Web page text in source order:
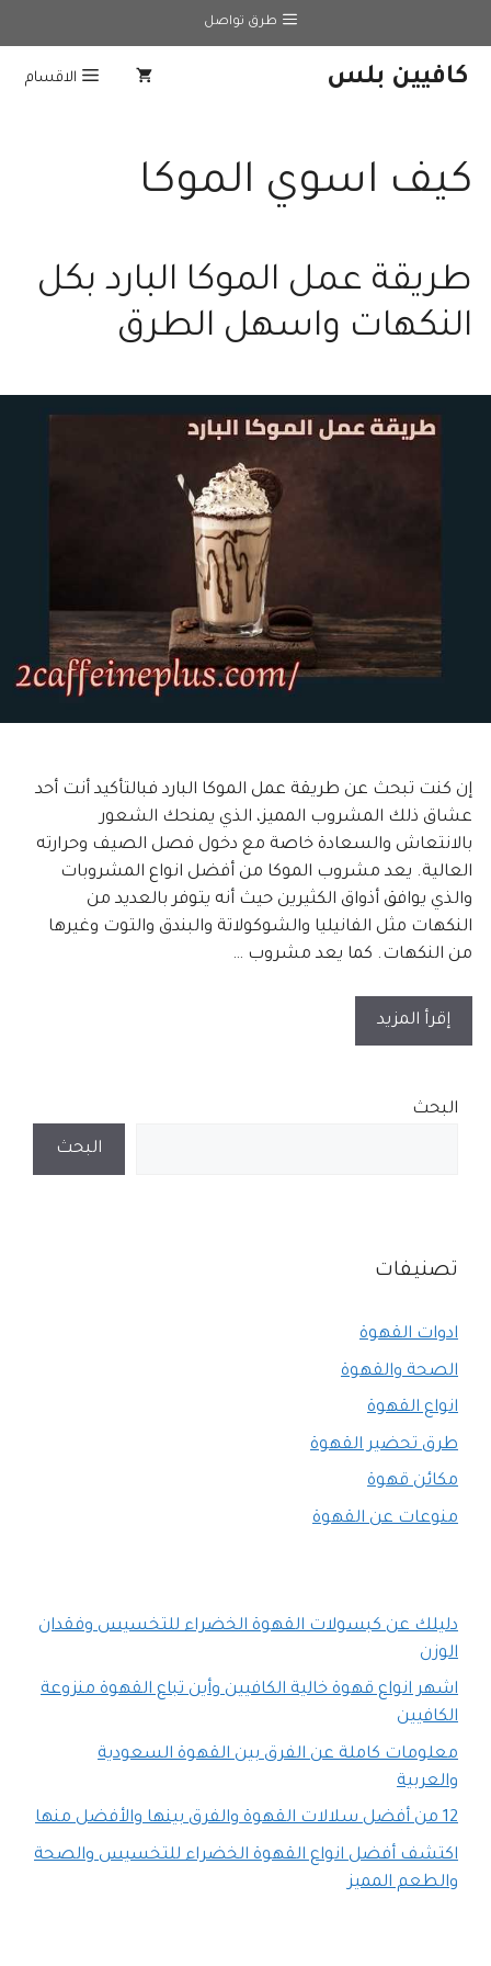
المحتوى
طرق تواصل
كافيين بلس الاقسام
كيف اسوي الموكا
طريقة عمل الموكا البارد بكل
النكهات واسهل الطرق
إن كنت تبحث عن طريقة عمل الموكا البارد فبالتأكيد أنت أحد
عشاق ذلك المشروب المميز، الذي يمنحك الشعور
بالانتعاش والسعادة خاصة مع دخول فصل الصيف وحرارته
العالية. يعد مشروب الموكا من أفضل انواع المشروبات
والذي يوافق أذواق الكثيرين حيث أنه يتوفر بالعديد من
النكهات مثل الفانيليا والشوكولاتة والبندق والتوت وغيرها
من النكهات. كما يعد مشروب …
إقرأ المزيد
البحث
البحث
تصنيفات
ادوات القهوة
الصحة والقهوة
انواع القهوة
طرق تحضير القهوة
مكائن قهوة
منوعات عن القهوة
دليلك عن كبسولات القهوة الخضراء للتخسيس وفقدان
الوزن
اشهر انواع قهوة خالية الكافيين وأين تباع القهوة منزوعة
الكافيين
معلومات كاملة عن الفرق بين القهوة السعودية
والعربية
12 من أفضل سلالات القهوة والفرق بينها والأفضل منها
اكتشف أفضل انواع القهوة الخضراء للتخسيس والصحة
والطعم المميز